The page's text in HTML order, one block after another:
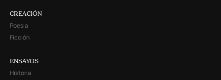
CREACIÓN
Poesía
Ficción
ENSAYOS
Historia